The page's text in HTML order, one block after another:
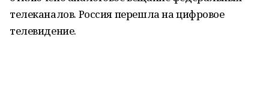
телеканалов. Россия перешла на цифровое
телевидение.